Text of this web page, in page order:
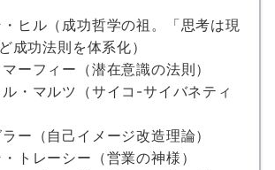
ヒル（成功哲学の祖。「思考は現
成功法則を体系化）
ーフィー（潜在意識の法則）
・マルツ（サイコ-サイバネティ
ー（自己イメージ改造理論）
トレーシー（営業の神様）